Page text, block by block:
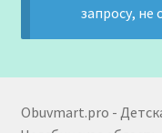
запросу, не
Obuvmart.pro -